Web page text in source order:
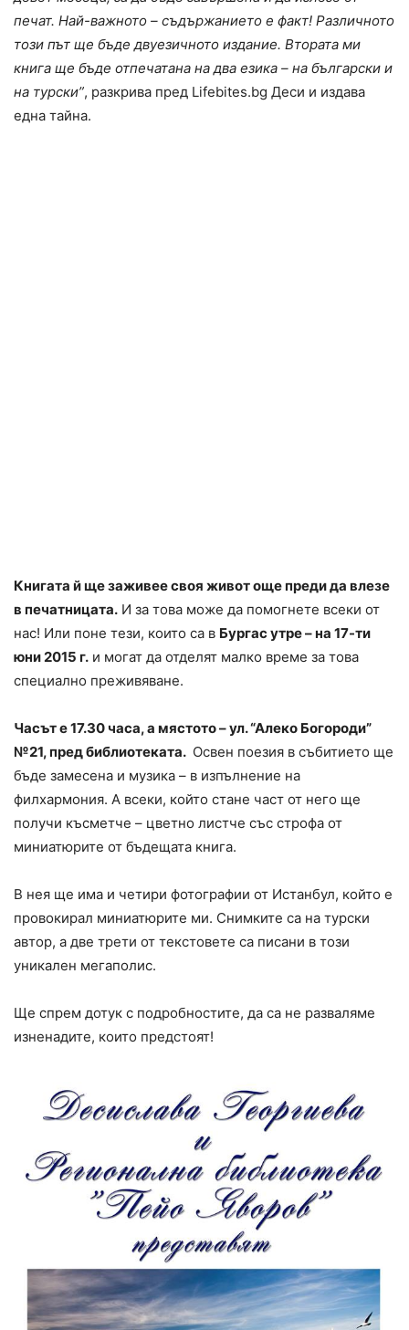
печат. Най-важното – съдържанието е факт! Различното
този път ще бъде двуезичното издание. Втората ми
книга ще бъде отпечатана на два езика – на български и
на турски”, разкрива пред Lifebites.bg Деси и издава
една тайна.
Книгата й ще заживее своя живот още преди да влезе
в печатницата. И за това може да помогнете всеки от
нас! Или поне тези, които са в Бургас утре – на 17-ти
юни 2015 г. и могат да отделят малко време за това
специално преживяване.
Часът е 17.30 часа, а мястото – ул. “Алеко Богороди”
№21, пред библиотеката. Освен поезия в събитието ще
бъде замесена и музика – в изпълнение на
филхармония. А всеки, който стане част от него ще
получи късметче – цветно листче със строфа от
миниатюрите от бъдещата книга.
В нея ще има и четири фотографии от Истанбул, който е
провокирал миниатюрите ми. Снимките са на турски
автор, а две трети от текстовете са писани в този
уникален мегаполис.
Ще спрем дотук с подробностите, да са не разваляме
изненадите, които предстоят!